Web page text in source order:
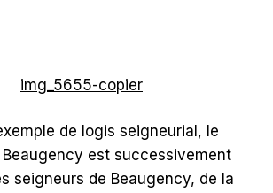
de logis seigneurial, le
est successivement
seigneurs de Beaugency, de la